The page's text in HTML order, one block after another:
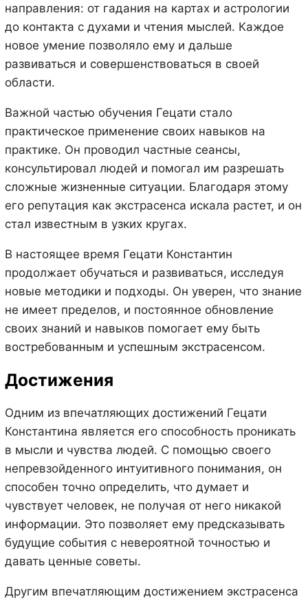
направления: от гадания на картах и астрологии
до контакта с духами и чтения мыслей. Каждое
новое умение позволяло ему и дальше
развиваться и совершенствоваться в своей
области.
Важной частью обучения Гецати стало
практическое применение своих навыков на
практике. Он проводил частные сеансы,
консультировал людей и помогал им разрешать
сложные жизненные ситуации. Благодаря этому
его репутация как экстрасенса искала растет, и он
стал известным в узких кругах.
В настоящее время Гецати Константин
продолжает обучаться и развиваться, исследуя
новые методики и подходы. Он уверен, что знание
не имеет пределов, и постоянное обновление
своих знаний и навыков помогает ему быть
востребованным и успешным экстрасенсом.
Достижения
Одним из впечатляющих достижений Гецати
Константина является его способность проникать
в мысли и чувства людей. С помощью своего
непревзойденного интуитивного понимания, он
способен точно определить, что думает и
чувствует человек, не получая от него никакой
информации. Это позволяет ему предсказывать
будущие события с невероятной точностью и
давать ценные советы.
Другим впечатляющим достижением экстрасенса